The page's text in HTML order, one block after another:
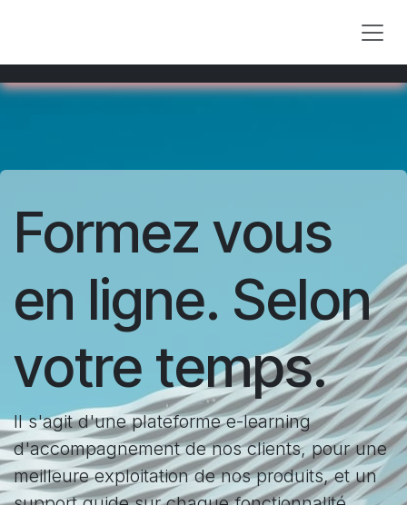
Formez vous
en ligne. Selon
votre temps.
Il s'agit d'une plateforme e-learning
d'accompagnement de nos clients, pour une
meilleure exploitation de nos produits, et un